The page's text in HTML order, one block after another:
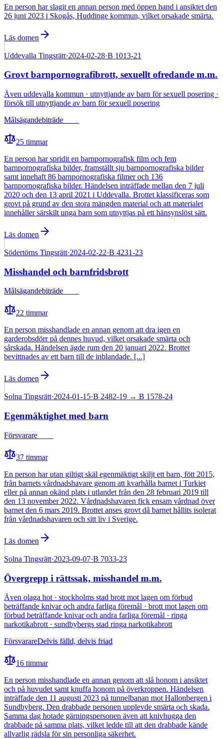
En person har slagit en annan person med öppen hand i ansiktet den
26 juni 2023 i Skogås, Huddinge kommun, vilket orsakade smärta.
Läs domen
Uddevalla Tingsrätt·2024-02-28·B 1013-21
Grovt barnpornografibrott, sexuellt ofredande m.m.
Även uddevalla kommun · utnyttjande av barn för sexuell posering ·
försök till utnyttjande av barn för sexuell posering
Målsägandebiträde
25 timmar
En person har spridit en barnpornografisk film och fem
barnpornografiska bilder, framställt sju barnpornografiska bilder
samt innehaft 86 barnpornografiska filmer och 136
barnpornografiska bilder. Händelsen inträffade mellan den 7 juli
2020 och den 13 april 2021 i Uddevalla. Brottet klassificeras som
grovt på grund av den stora mängden material och att materialet
innehåller särskilt unga barn som utnyttjas på ett hänsynslöst sätt.
Läs domen
Södertörns Tingsrätt·2024-02-22·B 4231-23
Misshandel och barnfridsbrott
Målsägandebiträde
22 timmar
En person misshandlade en annan genom att dra igen en
garderobsdörr på dennes huvud, vilket orsakade smärta och
sårskada. Händelsen ägde rum den 20 januari 2022. Brottet
bevittnades av ett barn till de inblandade. [...]
Läs domen
Solna Tingsrätt·2024-01-15·B 2482-19 → B 1578-24
Egenmäktighet med barn
Försvarare
37 timmar
En person har utan giltigt skäl egenmäktigt skiljt ett barn, fött 2015,
från barnets vårdnadshavare genom att kvarhålla barnet i Turkiet
eller på annan okänd plats i utlandet från den 28 februari 2019 till
den 13 november 2022. Vårdnadshavaren fick ensam vårdnad över
barnet den 6 mars 2019. Brottet anses grovt då barnet hållits isolerat
från vårdnadshavaren och sitt liv i Sverige.
Läs domen
Solna Tingsrätt·2023-09-07·B 7033-23
Övergrepp i rättssak, misshandel m.m.
Även olaga hot · stockholms stad brott mot lagen om förbud
beträffande knivar och andra farliga föremål · brott mot lagen om
förbud beträffande knivar och andra farliga föremål · ringa
narkotikabrott · sundbybergs stad ringa narkotikabrott
FörsvarareDelvis fälld, delvis friad
16 timmar
En person misshandlade en annan genom att slå honom i ansiktet
och på huvudet samt knuffa honom på överkroppen. Händelsen
inträffade den 11 augusti 2023 på tunnelbanan mot Hallonbergen i
Sundbyberg. Den drabbade personen upplevde smärta och skada.
Samma dag hotade gärningspersonen även att knivhugga den
drabbade på samma plats, vilket ledde till att den drabbade kände
allvarlig rädsla för sin personliga säkerhet.